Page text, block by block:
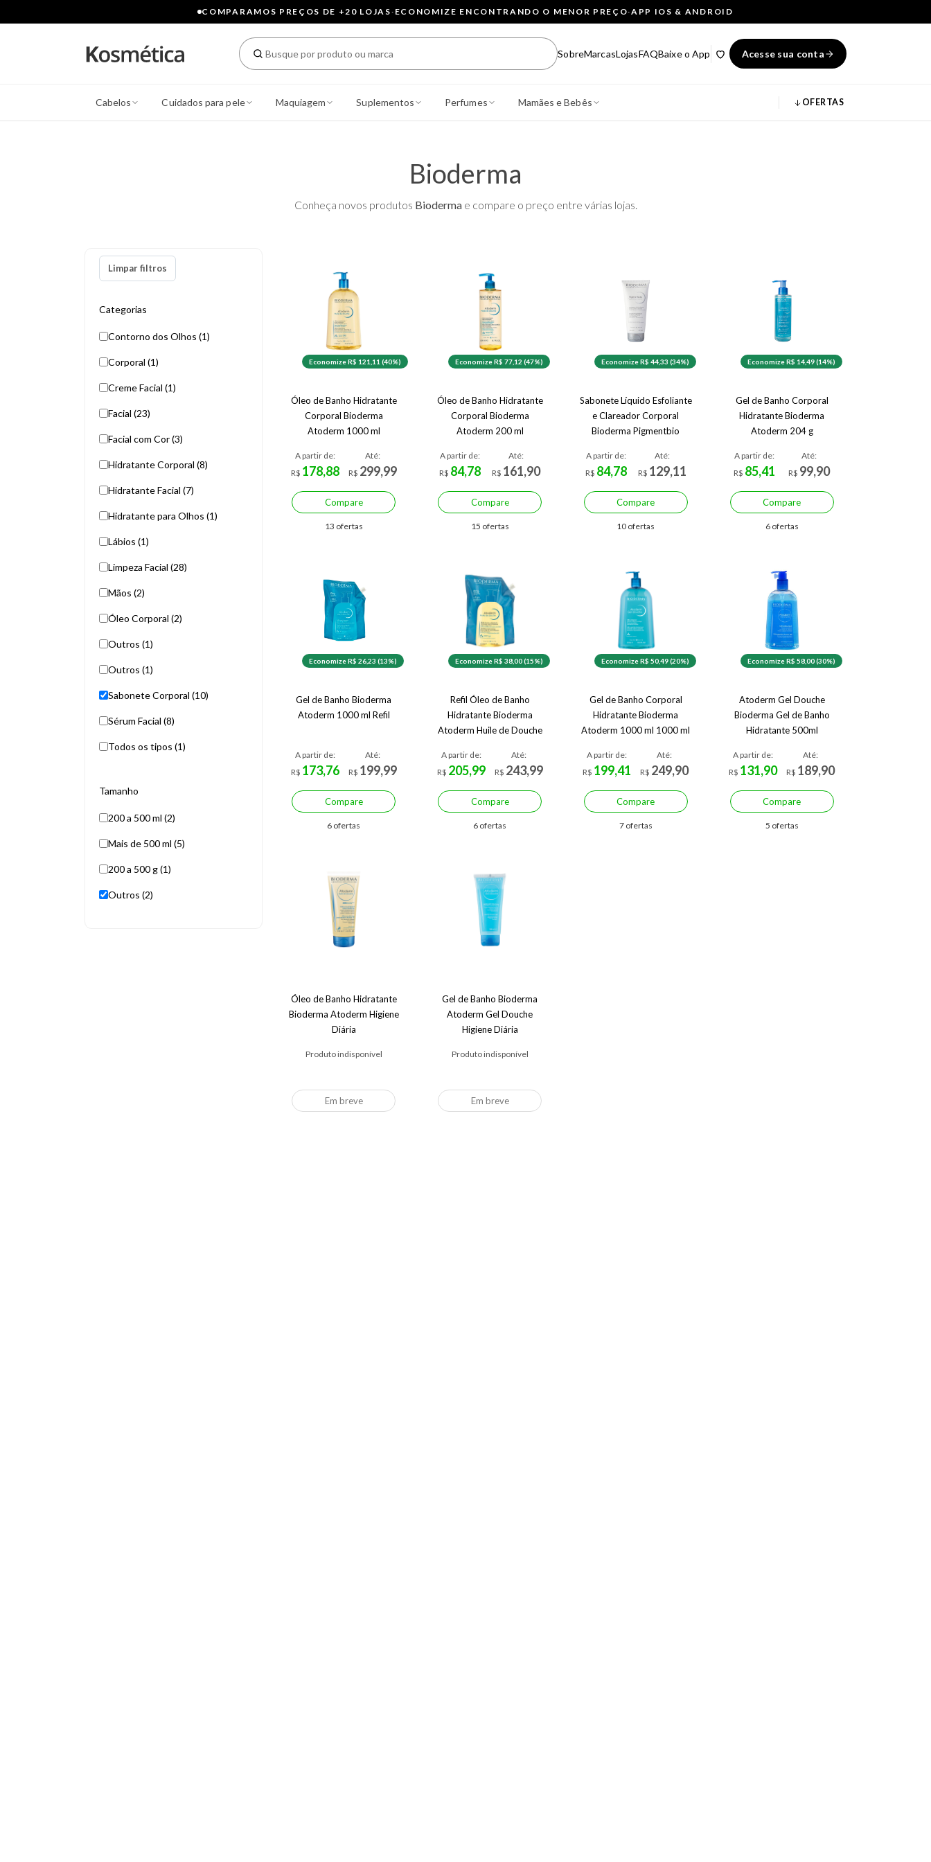
COMPARAMOS PREÇOS DE +20 LOJAS· ECONOMIZE ENCONTRANDO O MENOR PREÇO·APP IOS & ANDROID
SobreMarcasLojasFAQBaixe o App Acesse sua conta
Cabelos Cuidados para pele Maquiagem Suplementos Perfumes Mamães e Bebês OFERTAS
Bioderma
Conheça novos produtos Biodermae compare o preço entre várias lojas.
Limpar filtros
Categorias
Contorno dos Olhos (1)
Corporal (1)
Creme Facial (1)
Facial (23)
Facial com Cor (3)
Hidratante Corporal (8)
Hidratante Facial (7)
Hidratante para Olhos (1)
Lábios (1)
Limpeza Facial (28)
Mãos (2)
Óleo Corporal (2)
Outros (1)
Outros (1)
Sabonete Corporal (10)
Sérum Facial (8)
Todos os tipos (1)
Tamanho
200 a 500 ml (2)
Mais de 500 ml (5)
200 a 500 g (1)
Outros (2)
Economize R$ 121,11 (40%)
Óleo de Banho Hidratante
Corporal Bioderma
Atoderm 1000 ml
A partir de:
R$ 178,88
Até:
R$ 299,99
Compare
13 ofertas
Economize R$ 77,12 (47%)
Óleo de Banho Hidratante
Corporal Bioderma
Atoderm 200 ml
A partir de:
R$ 84,78
Até:
R$ 161,90
Compare
15 ofertas
Economize R$ 44,33 (34%)
Sabonete Líquido Esfoliante
e Clareador Corporal
Bioderma Pigmentbio
A partir de:
R$ 84,78
Até:
R$ 129,11
Compare
10 ofertas
Economize R$ 14,49 (14%)
Gel de Banho Corporal
Hidratante Bioderma
Atoderm 204 g
A partir de:
R$ 85,41
Até:
R$ 99,90
Compare
6 ofertas
Economize R$ 26,23 (13%)
Gel de Banho Bioderma
Atoderm 1000 ml Refil
A partir de:
R$ 173,76
Até:
R$ 199,99
Compare
6 ofertas
Economize R$ 38,00 (15%)
Refil Óleo de Banho
Hidratante Bioderma
Atoderm Huile de Douche
A partir de:
R$ 205,99
Até:
R$ 243,99
Compare
6 ofertas
Economize R$ 50,49 (20%)
Gel de Banho Corporal
Hidratante Bioderma
Atoderm 1000 ml 1000 ml
A partir de:
R$ 199,41
Até:
R$ 249,90
Compare
7 ofertas
Economize R$ 58,00 (30%)
Atoderm Gel Douche
Bioderma Gel de Banho
Hidratante 500ml
A partir de:
R$ 131,90
Até:
R$ 189,90
Compare
5 ofertas
Óleo de Banho Hidratante
Bioderma Atoderm Higiene
Diária
Produto indisponível
Em breve
Gel de Banho Bioderma
Atoderm Gel Douche
Higiene Diária
Produto indisponível
Em breve